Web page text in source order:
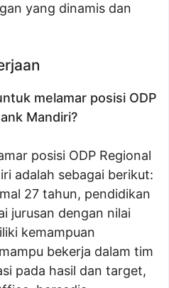
yang dinamis dan
melamar posisi ODP
Mandiri?
posisi ODP Regional
adalah sebagai berikut:
27 tahun, pendidikan
jurusan dengan nilai
kemampuan
bekerja dalam tim
pada hasil dan target,